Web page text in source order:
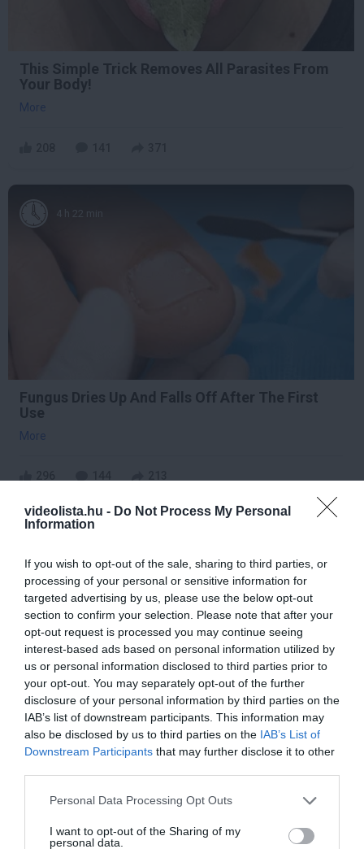
videolista.hu - Do Not Process My Personal
Information
If you wish to opt-out of the sale, sharing to third parties, or
processing of your personal or sensitive information for
targeted advertising by us, please use the below opt-out
section to confirm your selection. Please note that after your
opt-out request is processed you may continue seeing
interest-based ads based on personal information utilized by
us or personal information disclosed to third parties prior to
your opt-out. You may separately opt-out of the further
disclosure of your personal information by third parties on the
IAB’s list of downstream participants. This information may
also be disclosed by us to third parties on the IAB’s List of
Downstream Participants that may further disclose it to other
Please note that this website/app uses one or more Google
not limited to your visit or usage behaviour. You may click to
Personal Data Processing Opt Outs
I want to opt-out of the Sharing of my
personal data.
This Simple Trick Removes All Parasites From
Your Body!
More
4 h 22 min
Fungus Dries Up And Falls Off After The First
Use
More
Stop Eating These 3 Foods That Are Known to
Cause Parasites
365 114 108